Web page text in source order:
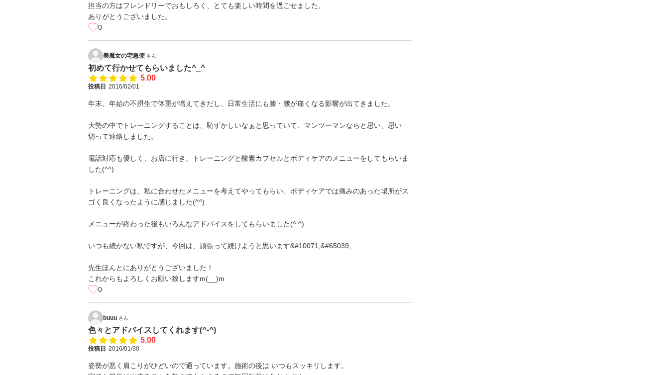
担当の方はフレンドリーでおもしろく、とても楽しい時間を過ごせました。
ありがとうございました。
0
美魔女の宅急便 さん
初めて行かせてもらいました^_^
5.00
投稿日 2016/02/01
年末、年始の不摂生で体重が増えてきだし、日常生活にも膝・腰が痛くなる影響が出てきました。
大勢の中でトレーニングすることは、恥ずかしいなぁと思っていて、マンツーマンならと思い、思い
切って連絡しました。
電話対応も優しく、お店に行き、トレーニングと酸素カプセルとボディケアのメニューをしてもらいま
した(^^)
トレーニングは、私に合わせたメニューを考えてやってもらい、ボディケアでは痛みのあった場所がス
ゴく良くなったように感じました(^^)
メニューが終わった後もいろんなアドバイスをしてもらいました(^ ^)
いつも続かない私ですが、今回は、頑張って続けようと思います&#10071;&#65039;
先生ほんとにありがとうございました！
これからもよろしくお願い致しますm(__)m
0
buuu さん
色々とアドバイスしてくれます(^-^)
5.00
投稿日 2016/01/30
姿勢が悪く肩こりがひどいので通っています。施術の後は いつもスッキリします。